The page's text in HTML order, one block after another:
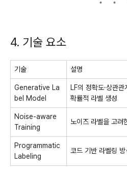
4. 기술 요소
기술 설명
Generative La
bel Model
LF의 정확도·상관관
확률적 라벨 생성
Noise-aware
Training
노이즈 라벨을 고려
Programmatic
Labeling
코드 기반 라벨링 방